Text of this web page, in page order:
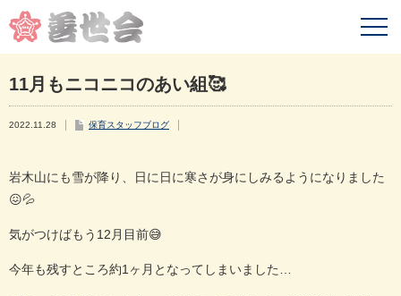
11月もニコニコのあい組🥰
2022.11.28 保育スタッフブログ
岩木山にも雪が降り、日に日に寒さが身にしみるようになりました
😖💦
気がつけばもう 12 月目前😅
今年も残すところ約1 ヶ月となってしまいました…